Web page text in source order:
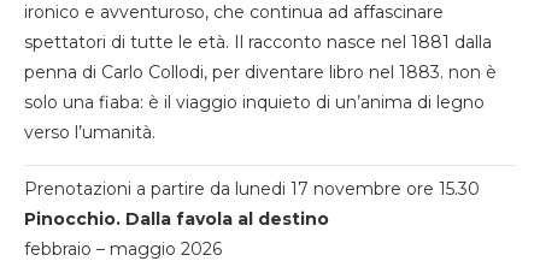
ironico e avventuroso, che continua ad affascinare
spettatori di tutte le età. Il racconto nasce nel 1881 dalla
penna di Carlo Collodi, per diventare libro nel 1883. non è
solo una fiaba: è il viaggio inquieto di un’anima di legno
verso l’umanità.
Prenotazioni a partire da lunedi 17 novembre ore 15.30
Pinocchio. Dalla favola al destino
febbraio – maggio 2026